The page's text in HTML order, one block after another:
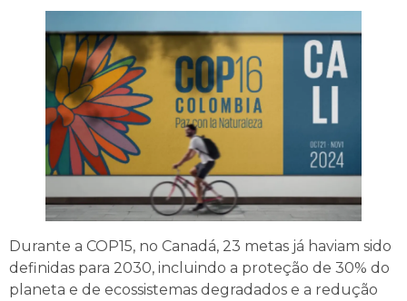
Durante a COP15, no Canadá, 23 metas já haviam sido
definidas para 2030, incluindo a proteção de 30% do
planeta e de ecossistemas degradados e a redução